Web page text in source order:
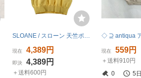
SLOANE / スローン 天竺ポリエステル 半袖クルーネック ニット
現在 4,389円
即決 4,389円
＋送料600円
現在 559円
＋送料910円
0
5日